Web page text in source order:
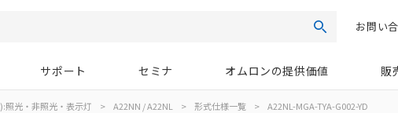
検索お問い
サポート セミナ オムロンの提供価値 販
光・非照光・表示灯 > A22NN / A22NL > 形式仕様一覧 > A22NL-MGA-TYA-G002-YD